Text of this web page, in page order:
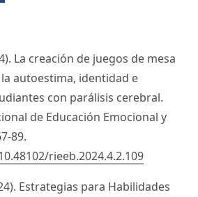
La creación de juegos de mesa
autoestima, identidad e
con parálisis cerebral.
de Educación Emocional y
89.
rieeb.2024.4.2.109
Estrategias para Habilidades